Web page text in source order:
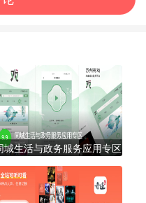
城生活与政务服务应用专区